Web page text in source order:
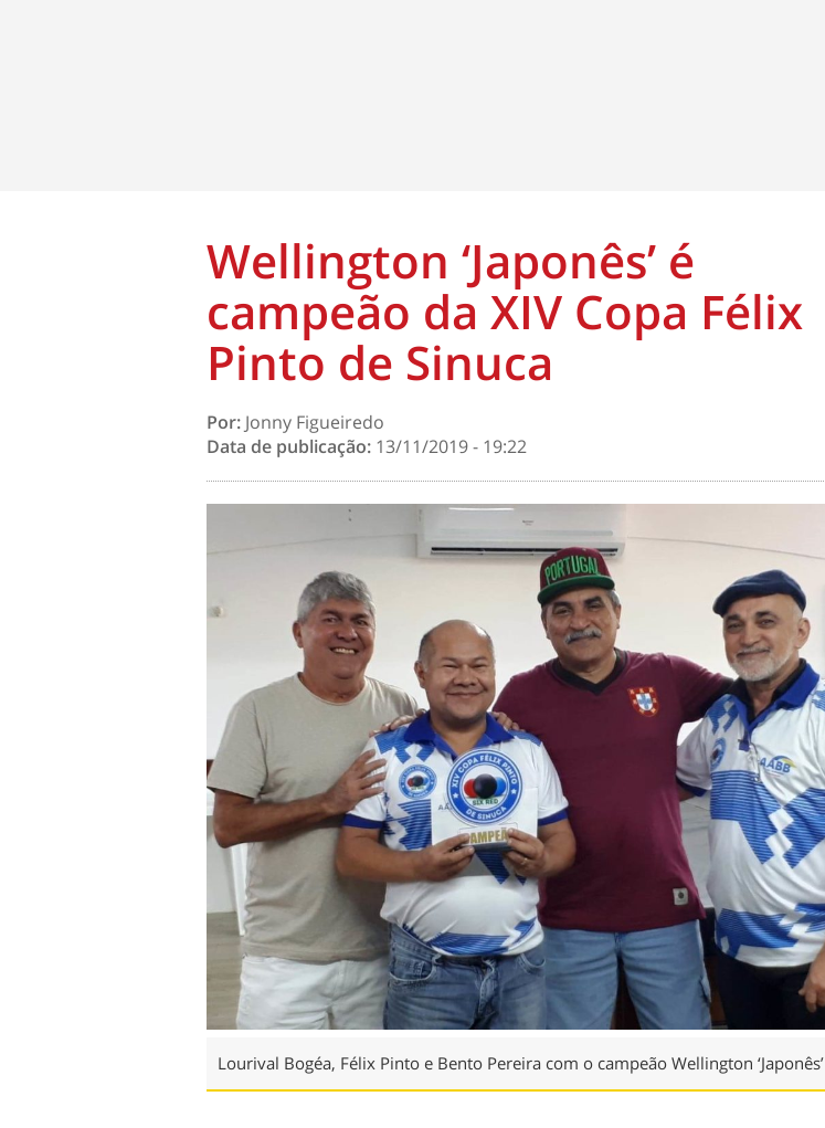
Wellington ‘Japonês’ é
campeão da XIV Copa Félix
Pinto de Sinuca
Por: Jonny Figueiredo
Data de publicação: 13/11/2019 - 19:22
Lourival Bogéa, Félix Pinto e Bento Pereira com o campeão Wellington ‘Japonês’